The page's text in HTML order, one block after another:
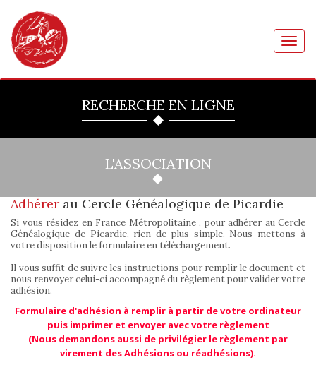
RECHERCHE EN LIGNE
L'ASSOCIATION
Adhérer au Cercle Généalogique de Picardie
Si vous résidez en France Métropolitaine , pour adhérer au Cercle
Généalogique de Picardie, rien de plus simple. Nous mettons à
votre disposition le formulaire en téléchargement.
Il vous suffit de suivre les instructions pour remplir le document et
nous renvoyer celui-ci accompagné du règlement pour valider votre
adhésion.
Formulaire d'adhésion à remplir à partir de votre ordinateur
puis imprimer et envoyer avec votre règlement
(Nous demandons aussi de privilégier le règlement par
virement des Adhésions ou réadhésions).